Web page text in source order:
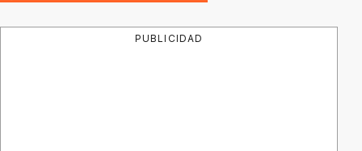
PUBLICIDAD